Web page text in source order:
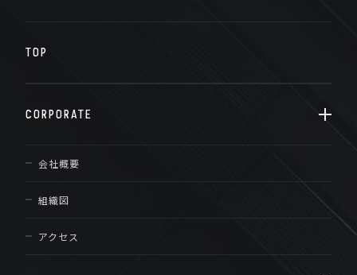
TOP
CORPORATE
会社概要
組織図
アクセス